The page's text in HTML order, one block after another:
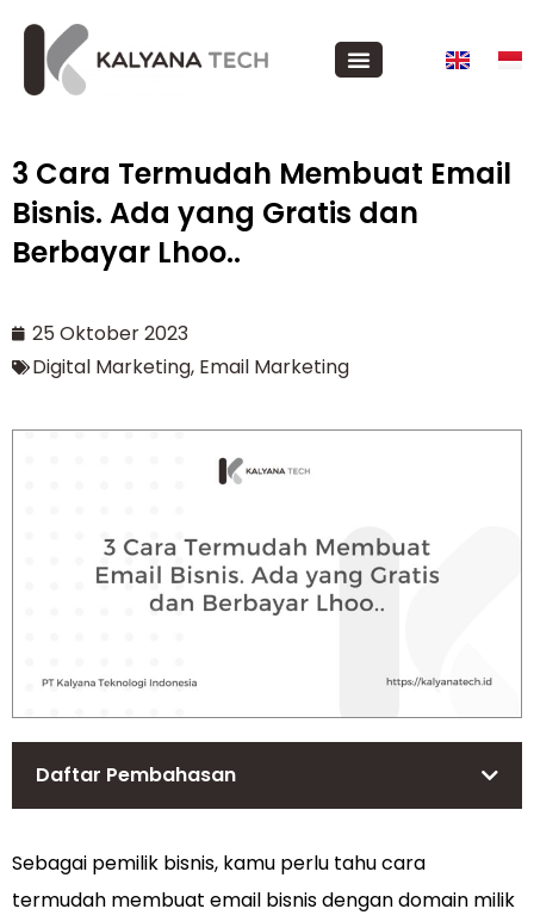
3 Cara Termudah Membuat Email
Bisnis. Ada yang Gratis dan
Berbayar Lhoo..
25 Oktober 2023
Digital Marketing, Email Marketing
Daftar Pembahasan
Sebagai pemilik bisnis, kamu perlu tahu cara
termudah membuat email bisnis dengan domain milik